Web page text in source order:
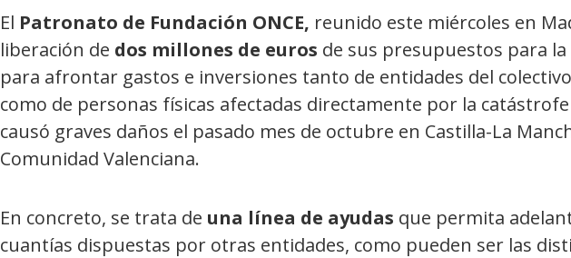
El Patronato de Fundación ONCE, reunido este miércoles en
liberación de dos millones de euros de sus presupuestos para
para afrontar gastos e inversiones tanto de entidades del
como de personas físicas afectadas directamente por la catástrofe
causó graves daños el pasado mes de octubre en Castilla-La
Comunidad Valenciana.
En concreto, se trata de una línea de ayudas que permita
cuantías dispuestas por otras entidades, como pueden ser las